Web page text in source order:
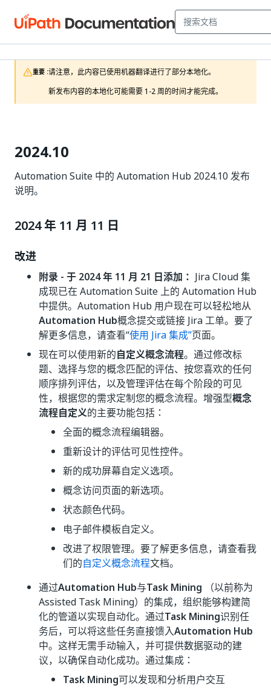
重要 :请注意，此内容已使用机器翻译进行了部分本地化。
新发布内容的本地化可能需要 1-2 周的时间才能完成。
2024.10
Automation Suite 中的 Automation Hub 2024.10 发布
说明。
2024 年 11 月 11 日
改进
附录 - 于 2024 年 11 月 21 日添加： Jira Cloud 集
成现已在 Automation Suite 上的 Automation Hub
中提供。Automation Hub 用户现在可以轻松地从
Automation Hub概念提交或链接 Jira 工单。要了
解更多信息，请查看“使用 Jira 集成”页面。
现在可以使用新的自定义概念流程。通过修改标
题、选择与您的概念匹配的评估、按您喜欢的任何
顺序排列评估，以及管理评估在每个阶段的可见
性，根据您的需求定制您的概念流程。增强型概念
流程自定义的主要功能包括：
全面的概念流程编辑器。
重新设计的评估可见性控件。
新的成功屏幕自定义选项。
概念访问页面的新选项。
状态颜色代码。
电子邮件模板自定义。
改进了权限管理。要了解更多信息，请查看我
们的自定义概念流程文档。
通过Automation Hub与Task Mining （以前称为
Assisted Task Mining）的集成，组织能够构建简
化的管道以实现自动化。通过Task Mining识别任
务后，可以将这些任务直接馈入Automation Hub
中。这样无需手动输入，并可提供数据驱动的建
议，以确保自动化成功。通过集成：
Task Mining可以发现和分析用户交互